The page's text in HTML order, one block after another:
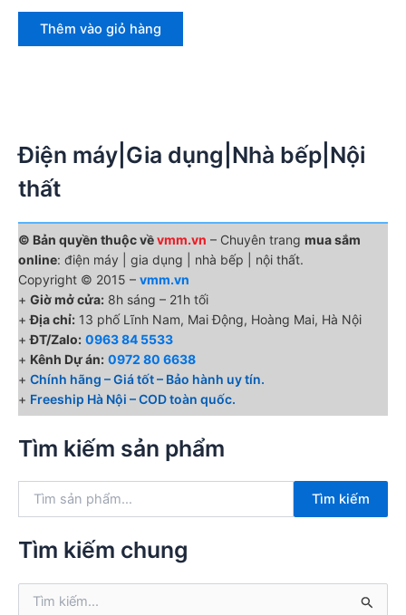
là:
6,890,000₫.là:
Thêm vào giỏ hàng
Điện máy|Gia dụng|Nhà bếp|Nội
thất
© Bản quyền thuộc vềvmm.vn – Chuyên trang mua sắm
online: điện máy | gia dụng | nhà bếp | nội thất.
Copyright © 2015 – vmm.vn
+ Giờ mở cửa: 8h sáng – 21h tối
+Địa chỉ: 13 phố Lĩnh Nam, Mai Động, Hoàng Mai, Hà Nội
+ĐT/Zalo: 0963 84 5533
+ Kênh Dự án: 0972 80 6638
+ Chính hãng – Giá tốt – Bảo hành uy tín.
+ Freeship Hà Nội – COD toàn quốc.
Tìm kiếm sản phẩm
k
Tìm kiếm
Tìm kiếm chung